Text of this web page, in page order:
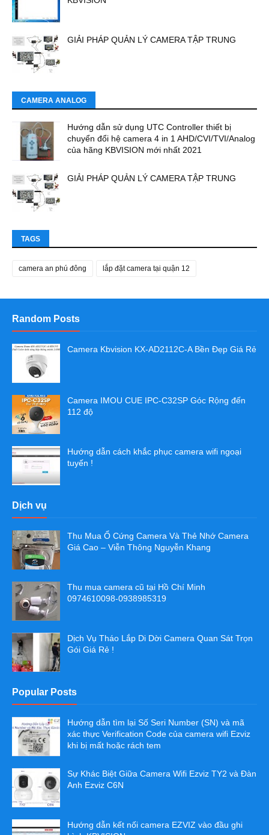
GIẢI PHÁP QUẢN LÝ CAMERA TẬP TRUNG
CAMERA ANALOG
Hướng dẫn sử dụng UTC Controller thiết bị
chuyển đổi hệ camera 4 in 1 AHD/CVI/TVI/Analog
của hãng KBVISION mới nhất 2021
GIẢI PHÁP QUẢN LÝ CAMERA TẬP TRUNG
TAGS
camera an phú đông lắp đặt camera tại quận 12
Random Posts
Camera Kbvision KX-AD2112C-A Bền Đẹp Giá Rẻ
Camera IMOU CUE IPC-C32SP Góc Rộng đến
112 độ
Hướng dẫn cách khắc phục camera wifi ngoại
tuyến !
Dịch vụ
Thu Mua Ổ Cứng Camera Và Thẻ Nhớ Camera
Giá Cao – Viễn Thông Nguyễn Khang
Thu mua camera cũ tại Hồ Chí Minh
0974610098-0938985319
Dịch Vụ Tháo Lắp Di Dời Camera Quan Sát Trọn
Gói Giá Rẻ !
Popular Posts
Hướng dẫn tìm lại Số Seri Number (SN) và mã
xác thực Verification Code của camera wifi Ezviz
khi bị mất hoặc rách tem
Sự Khác Biệt Giữa Camera Wifi Ezviz TY2 và Đàn
Anh Ezviz C6N
Hướng dẫn kết nối camera EZVIZ vào đầu ghi